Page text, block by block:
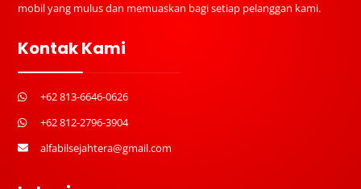
mobil yang mulus dan memuaskan bagi setiap pelanggan kami.
Kontak Kami
+62 813-6646-0626
+62 812-2796-3904
alfabilsejahtera@gmail.com